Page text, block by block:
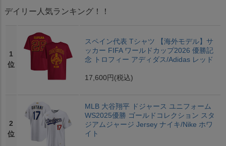
デイリー人気ランキング！！
1
位
スペイン代表 Tシャツ 【海外モデル】サ
ッカー FIFA ワールドカップ2026 優勝記
念 トロフィー アディダス/Adidas レッド
17,600円 (税込)
2
位
MLB 大谷翔平 ドジャース ユニフォーム
WS2025優勝 ゴールドコレクション スタ
ジアムジャージ Jersey ナイキ/Nike ホワ
イト